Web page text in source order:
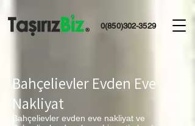
0(850)302-3529
Bahçelievler Evden Eve
Nakliyat
Bahçelievler evden eve nakliyat ve